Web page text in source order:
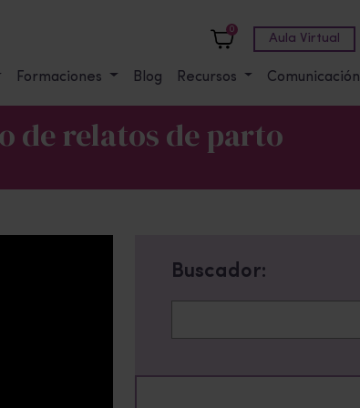
0
Aula Virtual
Formaciones Blog Recursos Comunicación
de relatos de parto
Buscador: